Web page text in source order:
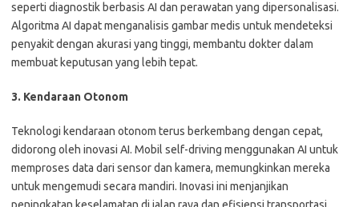
seperti diagnostik berbasis AI dan perawatan yang dipersonalisasi.
Algoritma AI dapat menganalisis gambar medis untuk mendeteksi
penyakit dengan akurasi yang tinggi, membantu dokter dalam
membuat keputusan yang lebih tepat.
3. Kendaraan Otonom
Teknologi kendaraan otonom terus berkembang dengan cepat,
didorong oleh inovasi AI. Mobil self-driving menggunakan AI untuk
memproses data dari sensor dan kamera, memungkinkan mereka
untuk mengemudi secara mandiri. Inovasi ini menjanjikan